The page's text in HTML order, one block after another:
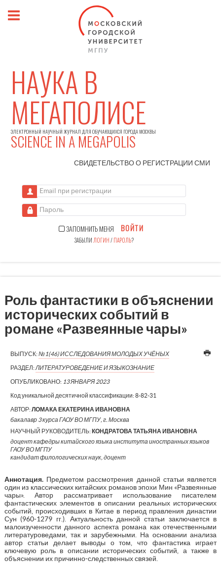
НАУКА В
МЕГАПОЛИСЕ
ЭЛЕКТРОННЫЙ НАУЧНЫЙ ЖУРНАЛ ДЛЯ ОБУЧАЮЩИХСЯ ГОРОДА МОСКВЫ
SCIENCE IN A MEGAPOLIS
СВИДЕТЕЛЬСТВО О РЕГИСТРАЦИИСМИ
Email при регистрации
Пароль
ЗАПОМНИТЬ МЕНЯ ВОЙТИ
ЗАБЫЛИ ЛОГИН/ПАРОЛЬ?
Роль фантастики в объяснении
исторических событий в
романе «Развеянные чары»
ВЫПУСК:№1(46) ИССЛЕДОВАНИЯ МОЛОДЫХ УЧЁНЫХ
РАЗДЕЛ:ЛИТЕРАТУРОВЕДЕНИЕ И ЯЗЫКОЗНАНИЕ
ОПУБЛИКОВАНО: 13 ЯНВАРЯ 2023
Код уникальной десятичной классификации:8-82-31
АВТОР:ЛОМАКА ЕКАТЕРИНА ИВАНОВНА
бакалавр 3 курса ГАОУ ВО МГПУ, г. Москва
НАУЧНЫЙ РУКОВОДИТЕЛЬ:КОНДРАТОВА ТАТЬЯНА ИВАНОВНА
доцент кафедры китайского языка института иностранных языков
ГАОУ ВО МГПУ
кандидат филологических наук, доцент
Аннотация.Предметом рассмотрения данной статьи является
один из классических китайских романов эпохи Мин «Развеянные
чары». Автор рассматривает использование писателем
фантастических элементов в описании реальных исторических
событий, происходивших в Китае в период правления династии
Сун (960-1279 гг.). Актуальность данной статьи заключается в
малоизученности данного аспекта романа как отечественными
литературоведами, так и зарубежными. На основании анализа
автор статьи делает выводы о том, что фантастика играет
ключевую роль в описании исторических событий, а также в
объяснении их причинно-следственных связей.